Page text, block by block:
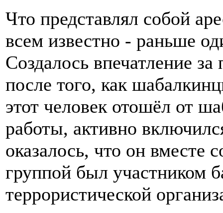
Что представлял собой
всем известно - раньше
Создалось впечатление
после того, как
этот человек отошёл от
работы, активно
оказалось, что он вместе
группой был участником
террористической